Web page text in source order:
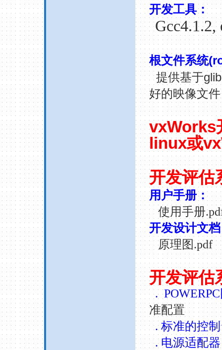
开发工具：
根文件系统
提供基于
好的映像文件
vxWorks
linux或
开发评估
用户手册：
使用手册
开发设计文
原理图.pdf
开发评估
. POWERPC
准配置
.标准的控
. 电源适配